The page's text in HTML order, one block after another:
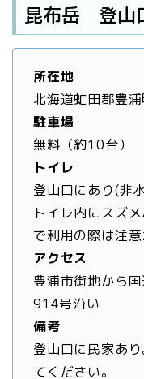
昆布岳 登山
所在地
北海道虻田郡豊
駐車場
無料（約10台）
トイレ
登山口にあり(非
トイレ内にスズ
で利用の際は注
アクセス
豊浦市街地から
914号沿い
備考
登山口に民家あ
てください。